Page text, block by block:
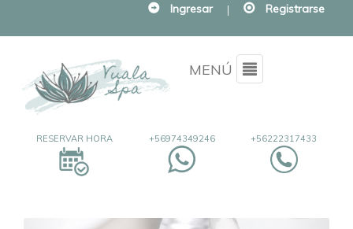
Ingresar | Registrarse
MENÚ Menu
+56222317433
+56974349246
RESERVAR HORA